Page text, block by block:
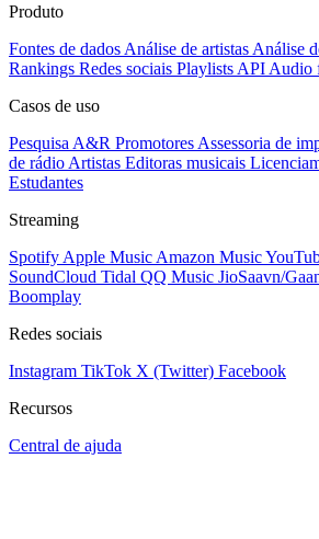
Produto
Fontes de dados Análise de artistas Análise
Rankings Redes sociais Playlists API Audio
Casos de uso
Pesquisa A&R Promotores Assessoria de
de rádio Artistas Editoras musicais
Estudantes
Streaming
Spotify Apple Music Amazon Music
SoundCloud Tidal QQ Music JioSaavn/
Boomplay
Redes sociais
Instagram TikTok X (Twitter) Facebook
Recursos
Central de ajuda